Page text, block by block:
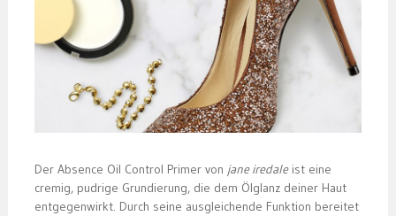
Der Absence Oil Control Primer von jane iredaleist eine
cremig, pudrige Grundierung, die dem Ölglanz deiner Haut
entgegenwirkt. Durch seine ausgleichende Funktion bereitet